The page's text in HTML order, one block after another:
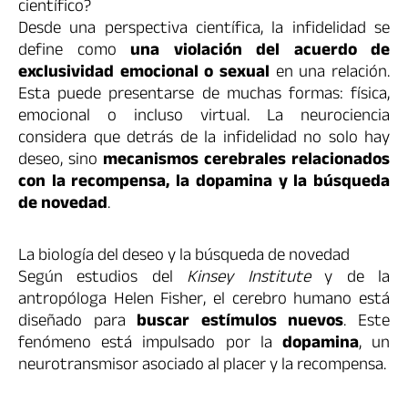
científico?
Desde una perspectiva científica, la infidelidad se
define como una violación del acuerdo de
exclusividad emocional o sexual en una relación.
Esta puede presentarse de muchas formas: física,
emocional o incluso virtual. La neurociencia
considera que detrás de la infidelidad no solo hay
deseo, sino mecanismos cerebrales relacionados
con la recompensa, la dopamina y la búsqueda
de novedad.
La biología del deseo y la búsqueda de novedad
Según estudios del Kinsey Institutey de la
antropóloga Helen Fisher, el cerebro humano está
diseñado para buscar estímulos nuevos. Este
fenómeno está impulsado por la dopamina, un
neurotransmisor asociado al placer y la recompensa.